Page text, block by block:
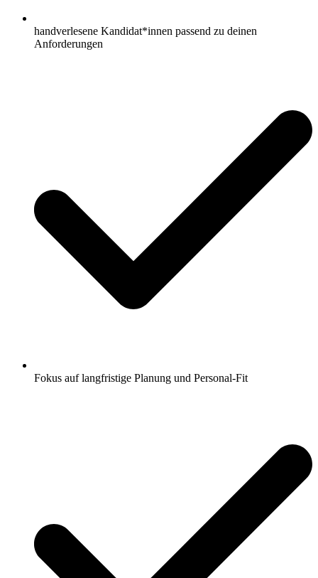
handverlesene Kandidat*innen passend zu deinen
Anforderungen
Fokus auf langfristige Planung und Personal-Fit